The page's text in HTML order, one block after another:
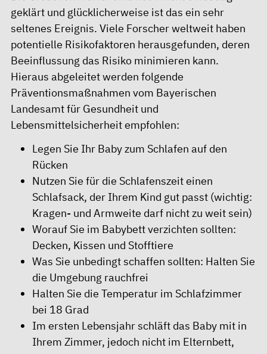
geklärt und glücklicherweise ist das ein sehr
seltenes Ereignis. Viele Forscher weltweit haben
potentielle Risikofaktoren herausgefunden, deren
Beeinflussung das Risiko minimieren kann.
Hieraus abgeleitet werden folgende
Präventionsmaßnahmen vom Bayerischen
Landesamt für Gesundheit und
Lebensmittelsicherheit empfohlen:
Legen Sie Ihr Baby zum Schlafen auf den
Rücken
Nutzen Sie für die Schlafenszeit einen
Schlafsack, der Ihrem Kind gut passt (wichtig:
Kragen- und Armweite darf nicht zu weit sein)
Worauf Sie im Babybett verzichten sollten:
Decken, Kissen und Stofftiere
Was Sie unbedingt schaffen sollten: Halten Sie
die Umgebung rauchfrei
Halten Sie die Temperatur im Schlafzimmer
bei 18 Grad
Im ersten Lebensjahr schläft das Baby mit in
Ihrem Zimmer, jedoch nicht im Elternbett,